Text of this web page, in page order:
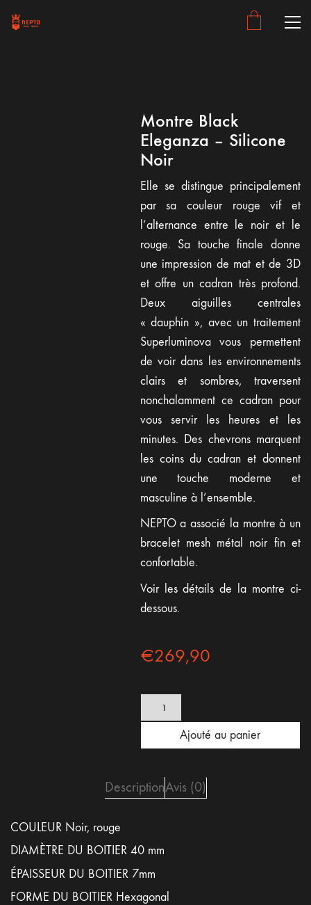
Montre Black
Eleganza – Silicone
Noir
Elle se distingue principalement
par sa couleur rouge vif et
l’alternance entre le noir et le
rouge. Sa touche finale donne
une impression de mat et de 3D
et offre un cadran très profond.
Deux aiguilles centrales
« dauphin », avec un traitement
Superluminova vous permettent
de voir dans les environnements
clairs et sombres, traversent
nonchalamment ce cadran pour
vous servir les heures et les
minutes. Des chevrons marquent
les coins du cadran et donnent
une touche moderne et
masculine à l’ensemble.
NEPTO a associé la montre à un
bracelet mesh métal noir fin et
confortable.
Voir les détails de la montre ci-
dessous.
€269,90
Montre
Eleganza
Silicone
Noir
Ajouté au panier
DescriptionAvis (0)
COULEUR Noir, rouge
DIAMÈTRE DU BOITIER 40 mm
ÉPAISSEUR DU BOITIER 7mm
FORME DU BOITIER Hexagonal